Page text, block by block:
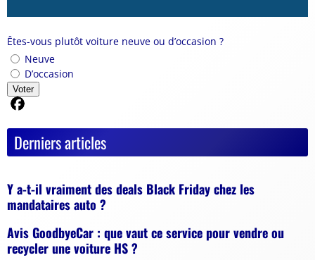
Êtes-vous plutôt voiture neuve ou d’occasion ?
Neuve
D’occasion
Voter
Derniers articles
Y a-t-il vraiment des deals Black Friday chez les
mandataires auto ?
Avis GoodbyeCar : que vaut ce service pour vendre ou
recycler une voiture HS ?